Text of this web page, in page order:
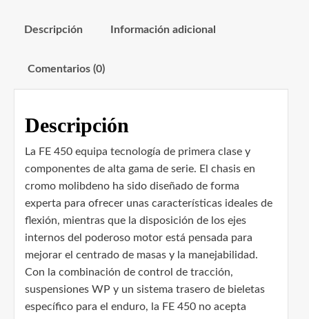
Descripción Información adicional
Comentarios (0)
Descripción
La FE 450 equipa tecnología de primera clase y
componentes de alta gama de serie. El chasis en
cromo molibdeno ha sido diseñado de forma
experta para ofrecer unas características ideales de
flexión, mientras que la disposición de los ejes
internos del poderoso motor está pensada para
mejorar el centrado de masas y la manejabilidad.
Con la combinación de control de tracción,
suspensiones WP y un sistema trasero de bieletas
específico para el enduro, la FE 450 no acepta